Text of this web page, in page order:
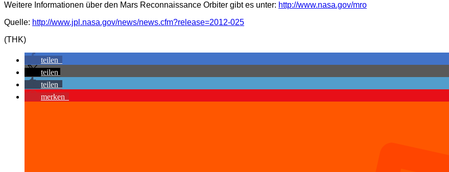
Weitere Informationen über den Mars Reconnaissance Orbiter gibt es unter: http://www.nasa.gov/mro
Quelle: http://www.jpl.nasa.gov/news/news.cfm?release=2012-025
(THK)
teilen
teilen
teilen
merken